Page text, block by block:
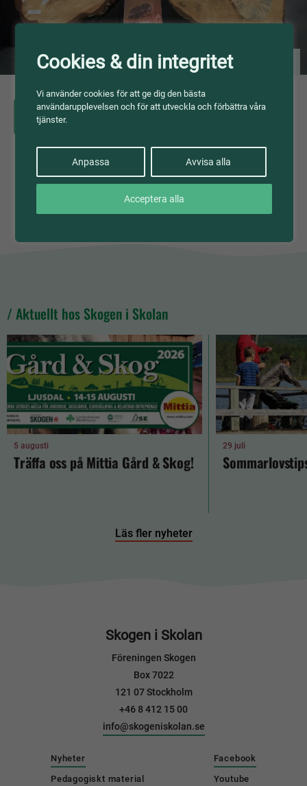
Cookies & din integritet
Vi använder cookies för att ge dig den bästa
användarupplevelsen och för att utveckla och förbättra våra
tjänster.
Anpassa Avvisa alla
Acceptera alla
Foto: Helena Strandberg
Dalarna-Gävleborg
/ Aktuellt hos Skogen i Skolan
5 augusti
Träffa oss på Mittia Gård & Skog!
29 juli
Läs fler nyheter
Skogen i Skolan
Föreningen Skogen
Box 7022
121 07 Stockholm
+46 8 412 15 00
info@skogeniskolan.se
Nyheter
Pedagogiskt material
Facebook
Youtube